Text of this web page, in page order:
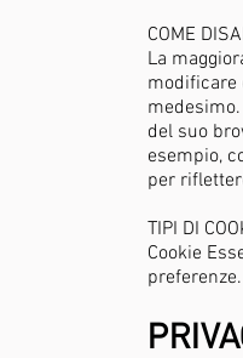
COME
La
modificare
del suo
esempio,
per
TIPI DI
Cookie
preferenze.